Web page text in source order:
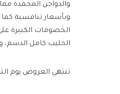
والدواجن المجمدة
وبأسعار تنافسية كما
الخصومات الكبيرة
الحليب كامل الدسم،
تنتهي العروض يوم الثلاثاء 18 مارس 2025 – 18